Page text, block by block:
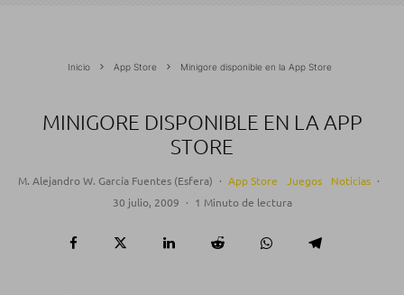
Inicio App Store Minigore disponible en la App Store
MINIGORE DISPONIBLE EN LA APP
STORE
M. Alejandro W. García Fuentes (Esfera) · App Store Juegos Noticias ·
30 julio, 2009 · 1 Minuto de lectura